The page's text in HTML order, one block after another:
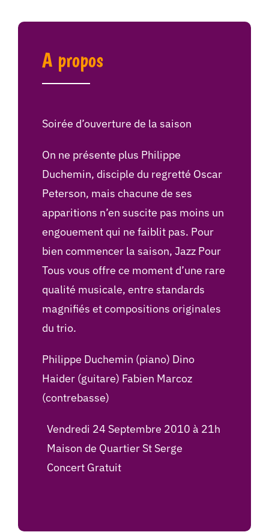
A propos
Soirée d’ouverture de la saison
On ne présente plus Philippe
Duchemin, disciple du regretté Oscar
Peterson, mais chacune de ses
apparitions n’en suscite pas moins un
engouement qui ne faiblit pas. Pour
bien commencer la saison, Jazz Pour
Tous vous offre ce moment d’une rare
qualité musicale, entre standards
magnifiés et compositions originales
du trio.
Philippe Duchemin (piano) Dino
Haider (guitare) Fabien Marcoz
(contrebasse)
Vendredi 24 Septembre 2010 à 21h
Maison de Quartier St Serge
Concert Gratuit